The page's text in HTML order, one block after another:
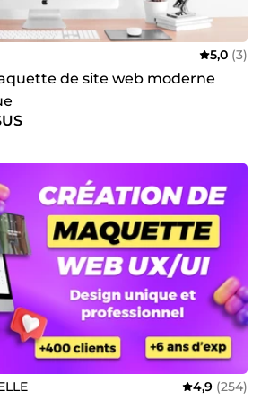
5,0 (3)
de site web moderne
4,9 (254)